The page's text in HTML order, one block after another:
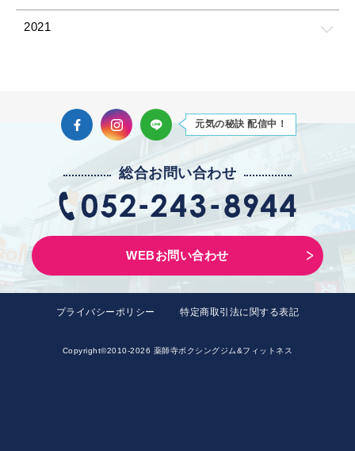
2021
2021
FacebookInstagramLINE元気の秘訣 配信中！
総合お問い合わせ
WEBお問い合わせ
プライバシーポリシー 特定商取引法に関する表記
Copyright©2010-2026 薬師寺ボクシングジム&フィットネス